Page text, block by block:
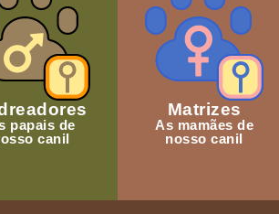
papais de
canil
Matrizes
As mamães de
nosso canil